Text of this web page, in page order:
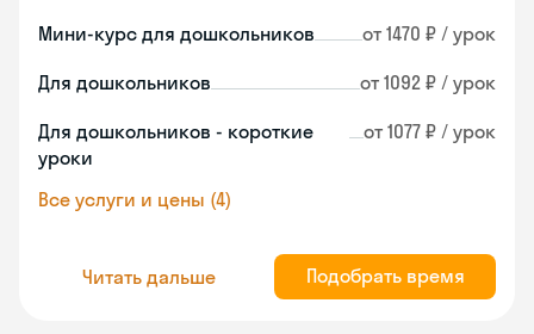
Мини-курс для дошкольников от 1470 ₽ / урок
Для дошкольников от 1092 ₽ / урок
Для дошкольников - короткие
уроки
от 1077 ₽ / урок
Все услуги и цены (4)
Читать дальше Подобрать время